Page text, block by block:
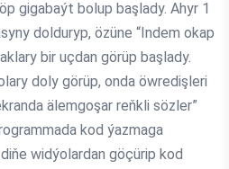
gigabaýt bolup başlady. Ahyr 1
dolduryp, özüne “Indem okap
bir uçdan görüp başlady.
doly görüp, onda öwredişleri
älemgoşar reňkli sözler”
kod ýazmaga
widýolardan göçürip kod